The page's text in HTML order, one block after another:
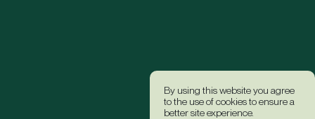
By using this website you agree
to the use of cookies to ensure a
better site experience.